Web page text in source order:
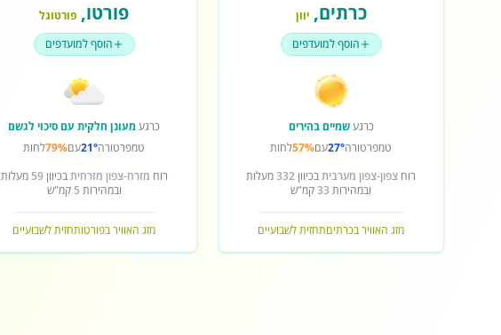
כרתים,יוון
הוסף למועדפים
כרגעשמיים בהירים
טמפרטורה27°עם57%לחות
רוח צפון-צפון מערביתבכיוון332מעלות
ובמהירות 33קמ"ש
מזג האוויר בכרתיםתחזית לשבועיים
פורטו, פורטוגל
הוסף למועדפים
כרגעמעונן חלקית עם סיכוי לגשם
טמפרטורה21°עם79%לחות
רוח מזרח-צפון מזרחיתבכיוון59 מעלות
ובמהירות 5 קמ"ש
מזג האוויר בפורטותחזית לשבועיים